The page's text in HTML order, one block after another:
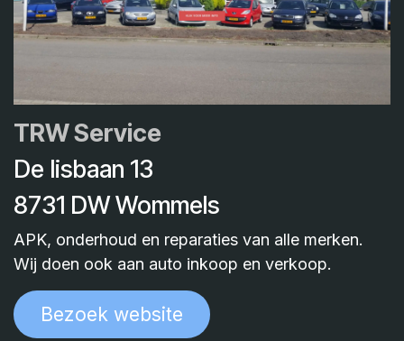
TRW Service
De Iisbaan 13
8731 DW Wommels
APK, onderhoud en reparaties van alle merken.
Wij doen ook aan auto inkoop en verkoop.
Bezoek website